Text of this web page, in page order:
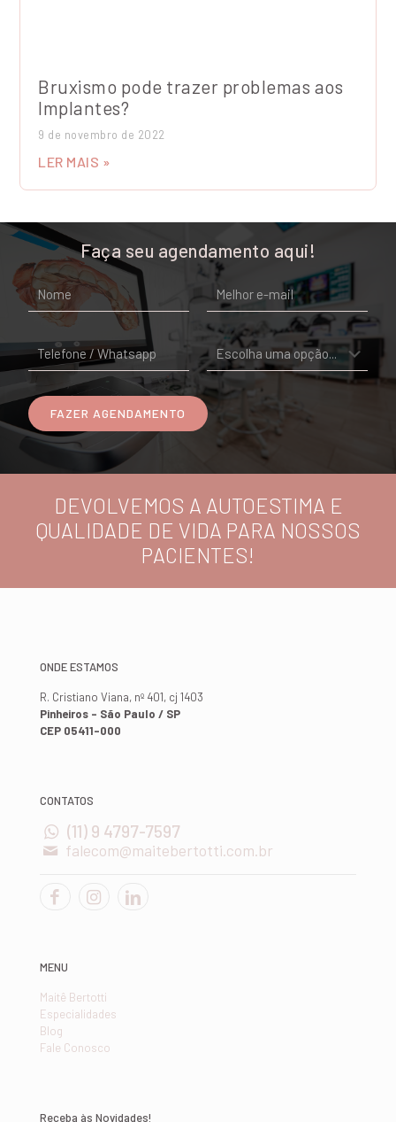
Bruxismo pode trazer problemas aos
Implantes?
9 de novembro de 2022
LER MAIS »
DEVOLVEMOS A AUTOESTIMA E
QUALIDADE DE VIDA PARA NOSSOS
PACIENTES!
Faça seu agendamento aqui!
ONDE ESTAMOS
R. Cristiano Viana, nº 401, cj 1403
Pinheiros - São Paulo / SP
CEP 05411-000
CONTATOS
(11) 9 4797-7597
falecom@maitebertotti.com.br
MENU
Maitê Bertotti
Especialidades
Blog
Fale Conosco
Receba às Novidades!